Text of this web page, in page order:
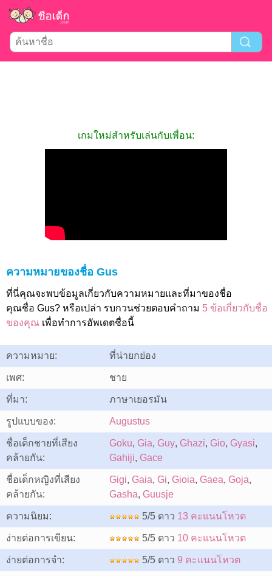
เกมใหม่สำหรับเล่นกับเพื่อน:
ความหมายของชื่อ Gus
ที่นี่คุณจะพบข้อมูลเกี่ยวกับความหมายและที่มาของชื่อ
คุณชื่อ Gus? หรือเปล่า รบกวนช่วยตอบคำถาม 5 ข้อเกี่ยวกับชื่อ
ของคุณ เพื่อทำการอัพเดตชื่อนี้
ความหมาย: ที่น่ายกย่อง
เพศ: ชาย
ที่มา: ภาษาเยอรมัน
รูปแบบของ: Augustus
ชื่อเด็กชายที่เสียง
คล้ายกัน:
Goku, Gia, Guy, Ghazi, Gio, Gyasi,
Gahiji, Gace
ชื่อเด็กหญิงที่เสียง
คล้ายกัน:
Gigi, Gaia, Gi, Gioia, Gaea, Goja,
Gasha, Guusje
ความนิยม: 5/5 ดาว 13 คะแนนโหวต
ง่ายต่อการเขียน: 5/5 ดาว 10 คะแนนโหวต
ง่ายต่อการจำ: 5/5 ดาว 9 คะแนนโหวต